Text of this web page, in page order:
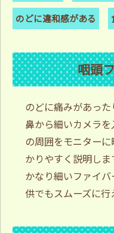
のどに違和感がある
咽頭
のどに痛みがあった
鼻から細いカメラ
の周囲をモニター
かりやすく説明しま
かなり細いファイ
供でもスムーズに行